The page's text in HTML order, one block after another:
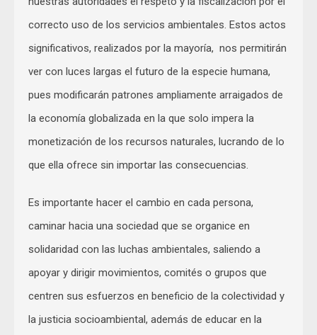
correcto uso de los servicios ambientales. Estos actos
significativos, realizados por la mayoría, nos permitirán
ver con luces largas el futuro de la especie humana,
pues modificarán patrones ampliamente arraigados de
la economía globalizada en la que solo impera la
monetización de los recursos naturales, lucrando de lo
que ella ofrece sin importar las consecuencias.
Es importante hacer el cambio en cada persona,
caminar hacia una sociedad que se organice en
solidaridad con las luchas ambientales, saliendo a
apoyar y dirigir movimientos, comités o grupos que
centren sus esfuerzos en beneficio de la colectividad y
la justicia socioambiental, además de educar en la